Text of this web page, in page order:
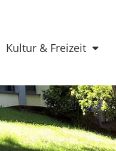
Kultur & Freizeit